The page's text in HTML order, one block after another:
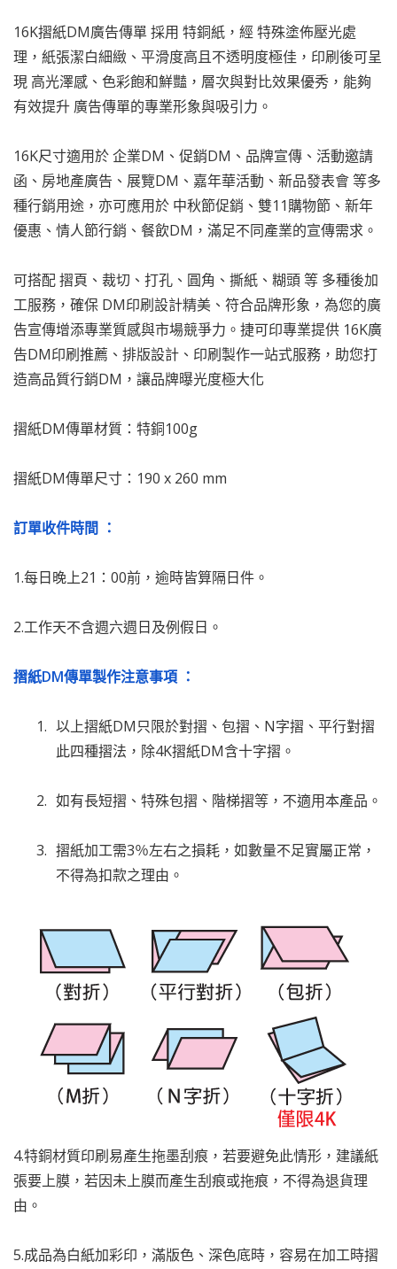
16K摺紙DM廣告傳單 採用 特銅紙，經 特殊塗佈壓光處
理，紙張潔白細緻、平滑度高且不透明度極佳，印刷後可呈
現 高光澤感、色彩飽和鮮豔，層次與對比效果優秀，能夠
有效提升 廣告傳單的專業形象與吸引力。
16K尺寸適用於 企業DM、促銷DM、品牌宣傳、活動邀請
函、房地產廣告、展覽DM、嘉年華活動、新品發表會 等多
種行銷用途，亦可應用於 中秋節促銷、雙11購物節、新年
優惠、情人節行銷、餐飲DM，滿足不同產業的宣傳需求。
可搭配 摺頁、裁切、打孔、圓角、撕紙、糊頭 等 多種後加
工服務，確保 DM印刷設計精美、符合品牌形象，為您的廣
告宣傳增添專業質感與市場競爭力。捷可印專業提供 16K廣
告DM印刷推薦、排版設計、印刷製作一站式服務，助您打
造高品質行銷DM，讓品牌曝光度極大化
摺紙DM傳單材質：特銅100g
摺紙DM傳單尺寸：190 x 260 mm
訂單收件時間 ：
1.每日晚上21：00前，逾時皆算隔日件。
2.工作天不含週六週日及例假日。
摺紙DM傳單製作注意事項 ：
以上摺紙DM只限於對摺、包摺、N字摺、平行對摺
此四種摺法，除4K摺紙DM含十字摺。
如有長短摺、特殊包摺、階梯摺等，不適用本產品。
摺紙加工需3％左右之損耗，如數量不足實屬正常，
不得為扣款之理由。
4.特銅材質印刷易產生拖墨刮痕，若要避免此情形，建議紙
張要上膜，若因未上膜而產生刮痕或拖痕，不得為退貨理
由。
5.成品為白紙加彩印，滿版色、深色底時，容易在加工時摺